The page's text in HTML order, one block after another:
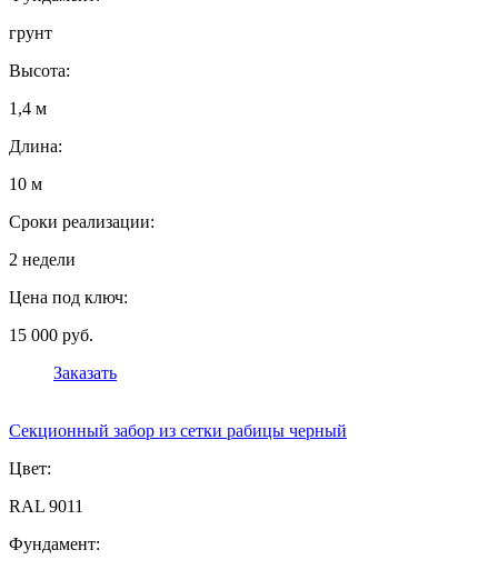
грунт
Высота:
1,4 м
Длина:
10 м
Сроки реализации:
2 недели
Цена под ключ:
15 000 руб.
Заказать
Секционный забор из сетки рабицы черный
Цвет:
RAL 9011
Фундамент: